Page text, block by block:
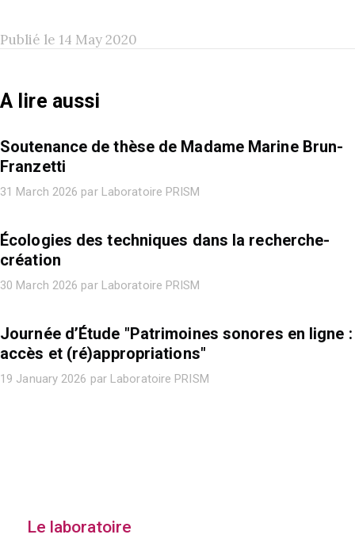
Publié le 14 May 2020
A lire aussi
Soutenance de thèse de Madame Marine Brun-
Franzetti
31 March 2026 par Laboratoire PRISM
Écologies des techniques dans la recherche-
création
30 March 2026 par Laboratoire PRISM
Journée d’Étude "Patrimoines sonores en ligne :
accès et (ré)appropriations"
19 January 2026 par Laboratoire PRISM
Le laboratoire